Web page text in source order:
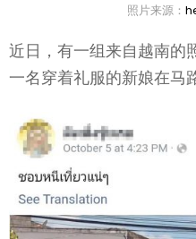
照片来源：
近日，有一组来自越南的
一名穿着礼服的新娘在马